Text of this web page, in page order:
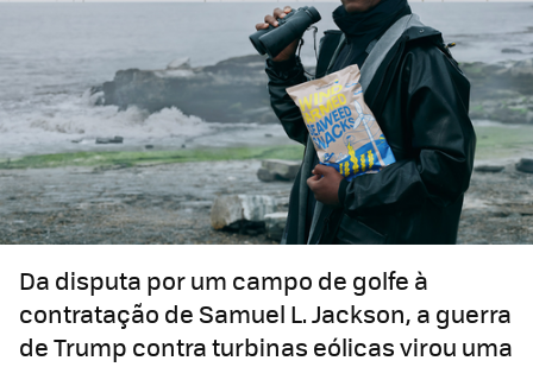
Da disputa por um campo de golfe à
contratação de Samuel L. Jackson, a guerra
de Trump contra turbinas eólicas virou uma